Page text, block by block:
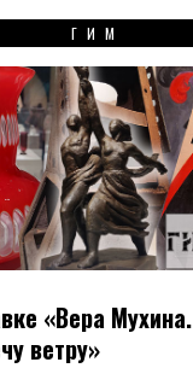
ГИМ
«Вера Мухина.
ветру»